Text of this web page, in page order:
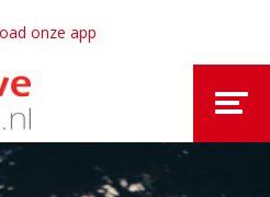
onze app